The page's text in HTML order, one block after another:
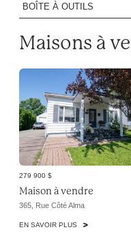
BOÎTE À OUTILS
Maisons à
279 900 $
Maison à vendre
365, Rue Côté Alma
EN SAVOIR PLUS